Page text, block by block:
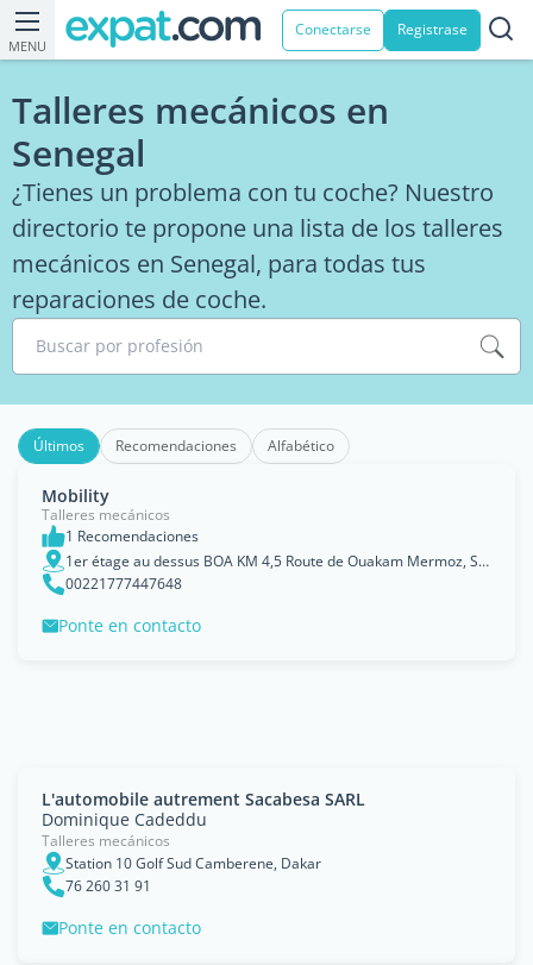
MENU
Conectarse Registrase
Talleres mecánicos en
Senegal
¿Tienes un problema con tu coche? Nuestro
directorio te propone una lista de los talleres
mecánicos en Senegal, para todas tus
reparaciones de coche.
Buscar por profesión
Últimos Recomendaciones Alfabético
Mobility
Talleres mecánicos
1 Recomendaciones
1er étage au dessus BOA KM 4,5 Route de Ouakam Mermoz, Sénégal, Dakar
00221777447648
Ponte en contacto
L'automobile autrement Sacabesa SARL
Dominique Cadeddu
Talleres mecánicos
Station 10 Golf Sud Camberene, Dakar
76 260 31 91
Ponte en contacto